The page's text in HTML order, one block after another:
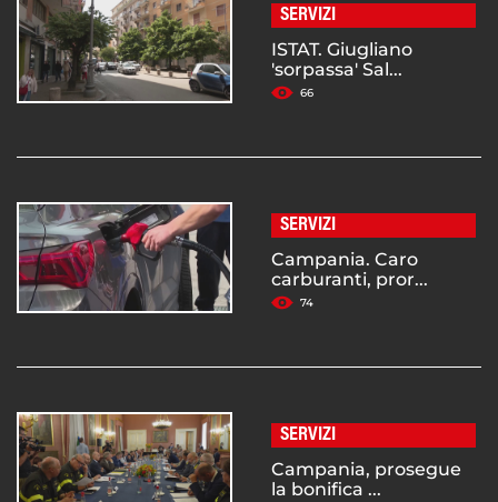
SERVIZI
ISTAT. Giugliano
'sorpassa' Sal...
66
SERVIZI
Campania. Caro
carburanti, pror...
74
SERVIZI
Campania, prosegue
la bonifica ...